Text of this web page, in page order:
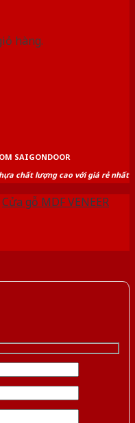
hàng.
SAIGONDOOR
chất lượng cao với giá rẻ nhất
Cửa gỗ MDF VENEER